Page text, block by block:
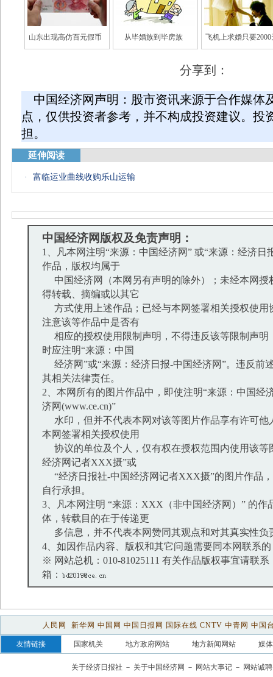
山东出现高仿百元假币 从毕婚族到毕房族 飞机上求婚只要2000
分享到：
中国经济网声明：股市资讯来源于合作媒体
点，仅供投资者参考，并不构成投资建议。投
担。
延伸阅读
· 富临运业曲线收购乐山运输
中国经济网版权及免责声明：
1、凡本网注明“来源：中国经济网” 或“来源：经济日
作品，版权均属于
中国经济网（本网另有声明的除外）；未经本网授
得转载、摘编或以其它
方式使用上述作品；已经与本网签署相关授权使用
注意该等作品中是否有
相应的授权使用限制声明，不得违反该等限制声明
时应注明“来源：中国
经济网”或“来源：经济日报-中国经济网”。违反前
其相关法律责任。
2、本网所有的图片作品中，即使注明“来源：中国经
济网(www.ce.cn)”
水印，但并不代表本网对该等图片作品享有许可他
本网签署相关授权使用
协议的单位及个人，仅有权在授权范围内使用该等
经济网记者XXX摄”或
“经济日报社-中国经济网记者XXX摄”的图片作品
自行承担。
3、凡本网注明 “来源：XXX（非中国经济网）” 的作
体，转载目的在于传递更
多信息，并不代表本网赞同其观点和对其真实性负
4、如因作品内容、版权和其它问题需要同本网联系
※ 网站总机：010-81025111 有关作品版权事宜请联系
箱：
人民网 新华网 中国网 中国日报网 国际在线 CNTV 中青网 中国
友情链接 国家机关 地方政府网站 地方新闻网站 媒
关于经济日报社 － 关于中国经济网 － 网站大事记 － 网站诚聘